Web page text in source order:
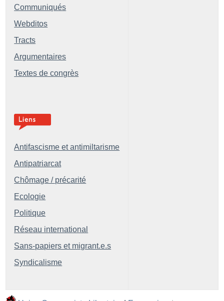
Communiqués
Webditos
Tracts
Argumentaires
Textes de congrès
Antifascisme et antimiltarisme
Antipatriarcat
Chômage / précarité
Ecologie
Politique
Réseau international
Sans-papiers et migrant.e.s
Syndicalisme